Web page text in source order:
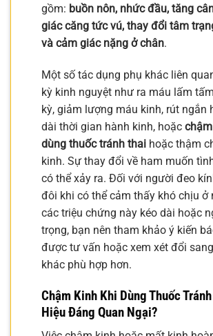
gồm: buồn nôn, nhức đầu, tăng
giác căng tức vú, thay đổi tâm
và cảm giác nặng ở chân.
Một số tác dụng phụ khác liên
kỳ kinh nguyệt như ra máu lấm
kỳ, giảm lượng máu kinh, rút ngắn
dài thời gian hành kinh, hoặc
dùng thuốc tránh thai hoặc thậm
kinh. Sự thay đổi về ham muốn
có thể xảy ra. Đối với người đeo
đôi khi có thể cảm thấy khó chịu ở
các triệu chứng này kéo dài hoặc
trọng, bạn nên tham khảo ý kiến
được tư vấn hoặc xem xét đổi
khác phù hợp hơn.
Chậm Kinh Khi Dùng Thuốc
Hiệu Đáng Quan Ngại?